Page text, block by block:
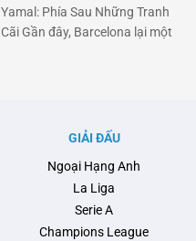
Yamal: Phía Sau Những Tranh
Cãi Gần đây, Barcelona lại một
đội bóng này với Liên đoàn
GIẢI ĐẤU
Ngoại Hạng Anh
La Liga
Serie A
Champions League